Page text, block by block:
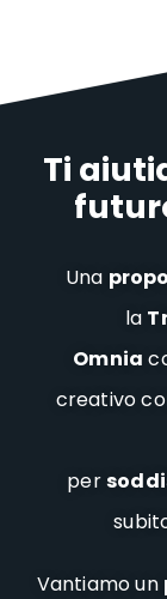
Ti
Una
la
Omnia
creativo
per
Vantiamo un